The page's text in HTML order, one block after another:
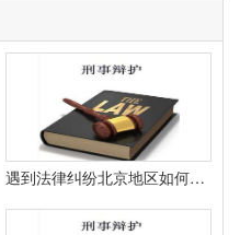
遇到法律纠纷北京地区如何获取合适的法律咨询